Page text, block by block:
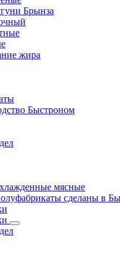
Брынза
жира
Быстроном
мясные
сделаны в